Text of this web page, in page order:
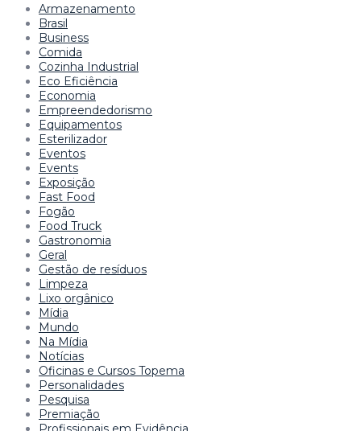
Armazenamento
Brasil
Business
Comida
Cozinha Industrial
Eco Eficiência
Economia
Empreendedorismo
Equipamentos
Esterilizador
Eventos
Events
Exposição
Fast Food
Fogão
Food Truck
Gastronomia
Geral
Gestão de resíduos
Limpeza
Lixo orgânico
Mídia
Mundo
Na Mídia
Notícias
Oficinas e Cursos Topema
Personalidades
Pesquisa
Premiação